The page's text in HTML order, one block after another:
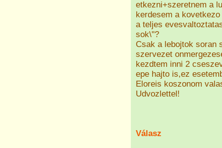
etkezni+szeretnem a
kerdesem a
a teljes
sok\"?
Csak a lebojtok soran
szervezet
kezdtem inni 2
epe hajto is,ez
Eloreis koszonom
Udvozlettel!
Válasz